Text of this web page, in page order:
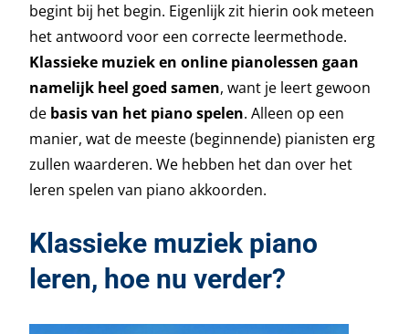
begint bij het begin. Eigenlijk zit hierin ook meteen
het antwoord voor een correcte leermethode.
Klassieke muziek en online pianolessen gaan
namelijk heel goed samen, want je leert gewoon
de basis van het piano spelen. Alleen op een
manier, wat de meeste (beginnende) pianisten erg
zullen waarderen. We hebben het dan over het
leren spelen van piano akkoorden.
Klassieke muziek piano
leren, hoe nu verder?